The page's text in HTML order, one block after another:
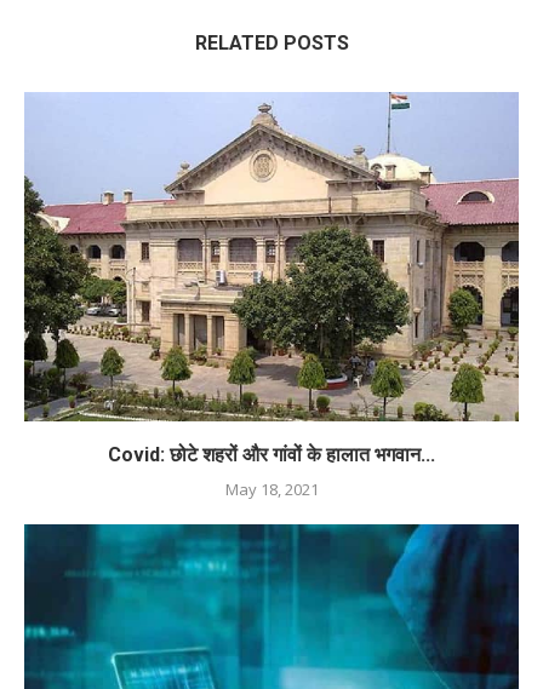
RELATED POSTS
Covid: छोटे शहरों और गांवों के हालात भगवान...
May 18, 2021